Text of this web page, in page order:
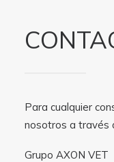
Para cualquier
nosotros a través
Grupo AXON VET